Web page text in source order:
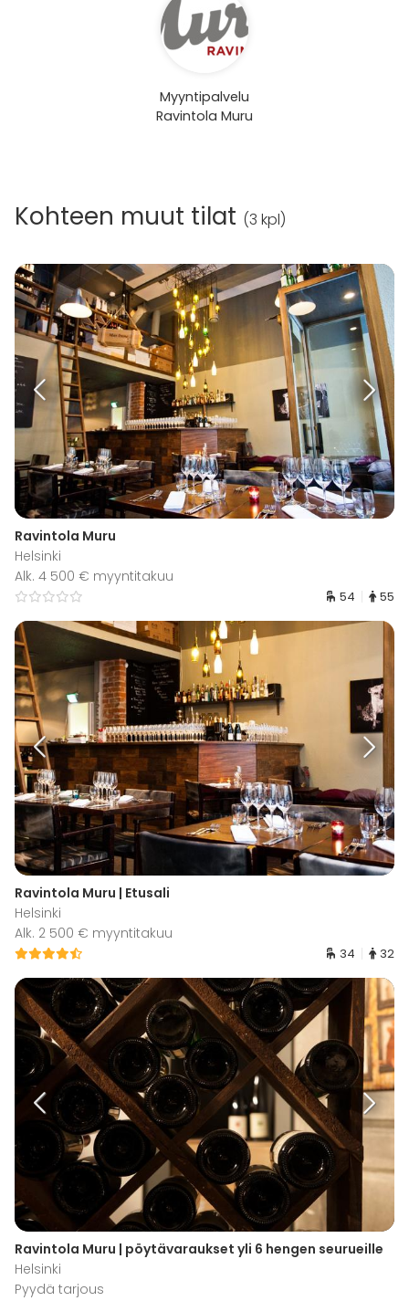
Myyntipalvelu
Ravintola Muru
Kohteen muut tilat (3 kpl)
Ravintola Muru
Helsinki
Alk. 4 500 € myyntitakuu
54 55
Ravintola Muru | Etusali
Helsinki
Alk. 2 500 € myyntitakuu
34 32
Ravintola Muru | pöytävaraukset yli 6 hengen seurueille
Helsinki
Pyydä tarjous